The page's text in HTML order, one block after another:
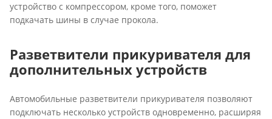
устройство с компрессором, кроме того, поможет
подкачать шины в случае прокола.
Разветвители прикуривателя для
дополнительных устройств
Автомобильные разветвители прикуривателя позволяют
подключать несколько устройств одновременно, расширяя